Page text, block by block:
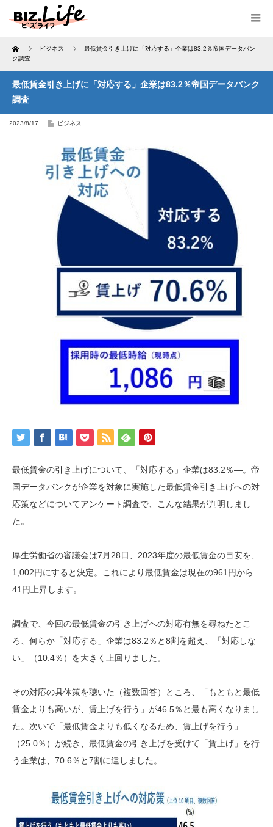
Home ビジネス
最低賃金引き上げに「対応する」企業は83.2％帝国データバン
ク調査
最低賃金引き上げに「対応する」企業は83.2％帝国データバンク
調査
2023/8/17 ビジネス
最低賃金の引き上げについて、「対応する」企業は83.2％―。帝
国データバンクが企業を対象に実施した最低賃金引き上げへの対
応策などについてアンケート調査で、こんな結果が判明しまし
た。
厚生労働省の審議会は7月28日、2023年度の最低賃金の目安を、
1,002円にすると決定。これにより最低賃金は現在の961円から
41円上昇します。
調査で、今回の最低賃金の引き上げへの対応有無を尋ねたとこ
ろ、何らか「対応する」企業は83.2％と8割を超え、「対応しな
い」（10.4％）を大きく上回りました。
その対応の具体策を聴いた（複数回答）ところ、「もともと最低
賃金よりも高いが、賃上げを行う」が46.5％と最も高くなりまし
た。次いで「最低賃金よりも低くなるため、賃上げを行う」
（25.0％）が続き、最低賃金の引き上げを受けて「賃上げ」を行
う企業は、70.6％と7割に達しました。